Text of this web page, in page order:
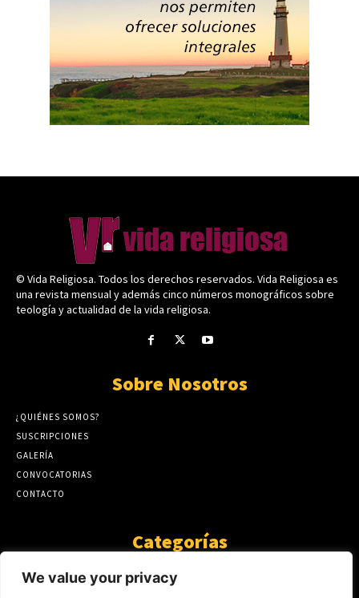
We value your privacy
© Vida Religiosa. Todos los derechos reservados. Vida Religiosa es
una revista mensual y además cinco números monográficos sobre
teología y actualidad de la vida religiosa.
Sobre Nosotros
¿QUIÉNES SOMOS?
SUSCRIPCIONES
GALERÍA
CONVOCATORIAS
CONTACTO
Categorías
ARTÍCULOS
GUANTE DE SEDA